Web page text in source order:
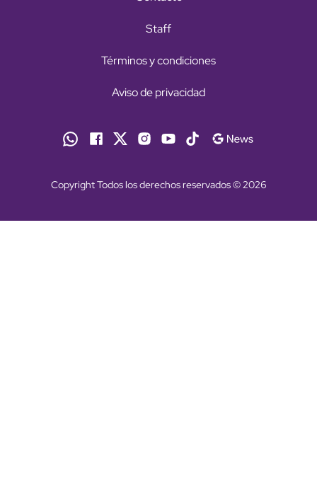
Staff
Términos y condiciones
Aviso de privacidad
Copyright Todos los derechos reservados © 2026